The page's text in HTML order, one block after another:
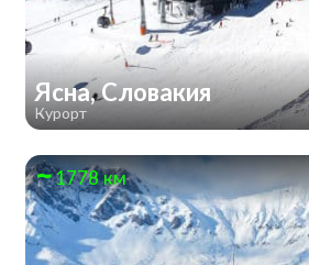
Ясна, Словакия
Курорт
1778 км